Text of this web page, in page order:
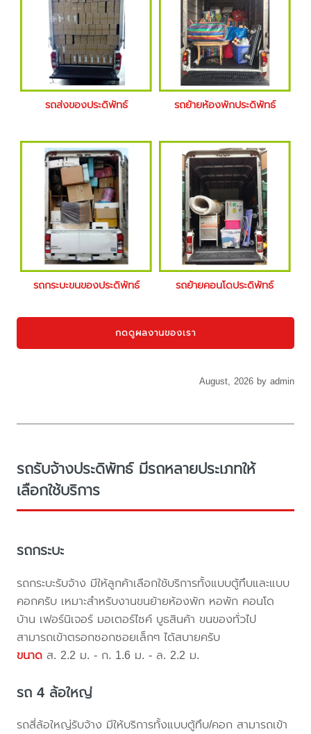
รถส่งของประดิพัทธ์ รถย้ายห้องพักประดิพัทธ์
รถกระบะขนของประดิพัทธ์ รถย้ายคอนโดประดิพัทธ์
กดดูผลงานของเรา
August, 2026 by admin
รถรับจ้างประดิพัทธ์ มีรถหลายประเภทให้
เลือกใช้บริการ
รถกระบะ
รถกระบะรับจ้าง มีให้ลูกค้าเลือกใช้บริการทั้งแบบตู้ทึบและแบบ
คอกครับ เหมาะสำหรับงานขนย้ายห้องพัก หอพัก คอนโด
บ้าน เฟอร์นิเจอร์ มอเตอร์ไซค์ บูธสินค้า ขนของทั่วไป
สามารถเข้าตรอกซอกซอยเล็กๆ ได้สบายครับ
ขนาด ส. 2.2 ม. - ก. 1.6 ม. - ล. 2.2 ม.
รถ 4 ล้อใหญ่
รถสี่ล้อใหญ่รับจ้าง มีให้บริการทั้งแบบตู้ทึบ/คอก สามารถเข้า